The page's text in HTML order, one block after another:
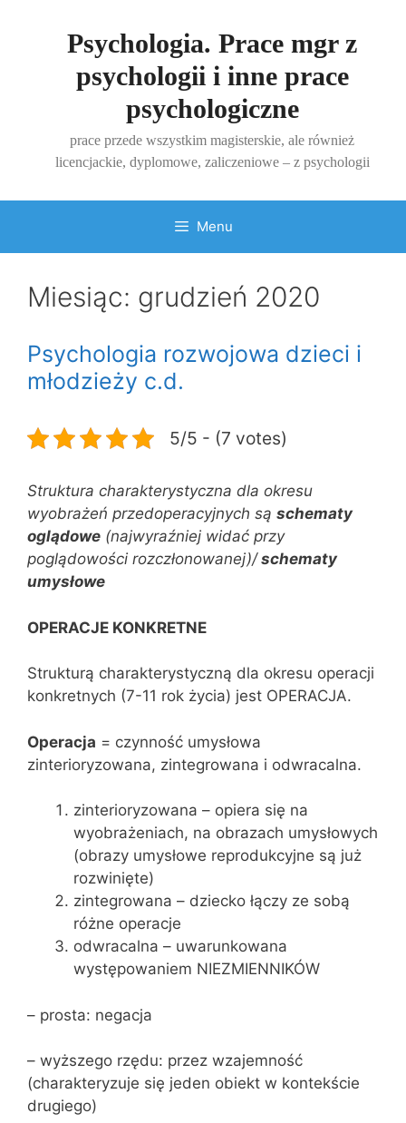
Psychologia. Prace mgr z
psychologii i inne prace
psychologiczne
prace przede wszystkim magisterskie, ale również
licencjackie, dyplomowe, zaliczeniowe – z psychologii
Menu
Miesiąc: grudzień 2020
Psychologia rozwojowa dzieci i
młodzieży c.d.
5/5 - (7 votes)
Struktura charakterystyczna dla okresu
wyobrażeń przedoperacyjnych są schematy
oglądowe (najwyraźniej widać przy
poglądowości rozczłonowanej)/schematy
umysłowe
OPERACJE KONKRETNE
Strukturą charakterystyczną dla okresu operacji
konkretnych (7-11 rok życia) jest OPERACJA.
Operacja = czynność umysłowa
zinterioryzowana, zintegrowana i odwracalna.
zinterioryzowana – opiera się na
wyobrażeniach, na obrazach umysłowych
(obrazy umysłowe reprodukcyjne są już
rozwinięte)
zintegrowana – dziecko łączy ze sobą
różne operacje
odwracalna – uwarunkowana
występowaniem NIEZMIENNIKÓW
– prosta: negacja
– wyższego rzędu: przez wzajemność
(charakteryzuje się jeden obiekt w kontekście
drugiego)